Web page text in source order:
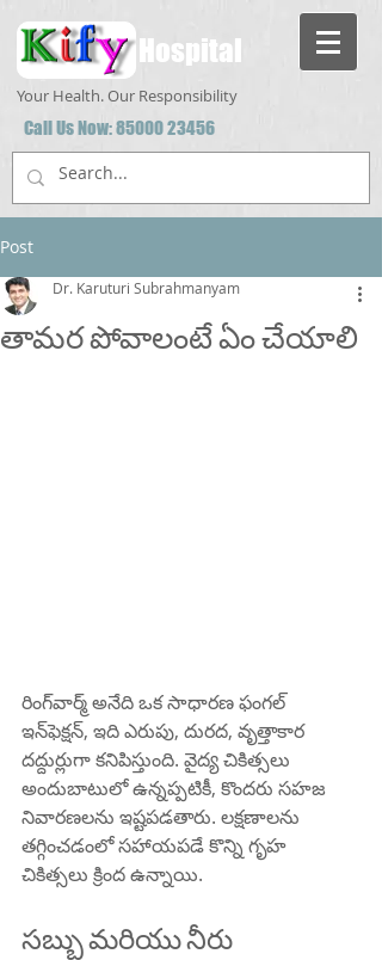
Hospital
Your Health. Our Responsibility
Call Us Now:85000 23456
Post
తామర పోవాలంటే ఏం చేయాలి
Dr. Karuturi Subrahmanyam
రింగ్‌వార్మ్ అనేది ఒక సాధారణ ఫంగల్
ఇన్‌ఫెక్షన్, ఇది ఎరుపు, దురద, వృత్తాకార
దద్దుర్లుగా కనిపిస్తుంది. వైద్య చికిత్సలు
అందుబాటులో ఉన్నప్పటికీ, కొందరు సహజ
నివారణలను ఇష్టపడతారు. లక్షణాలను
తగ్గించడంలో సహాయపడే కొన్ని గృహ
చికిత్సలు క్రింద ఉన్నాయి.
సబ్బు మరియు నీరు